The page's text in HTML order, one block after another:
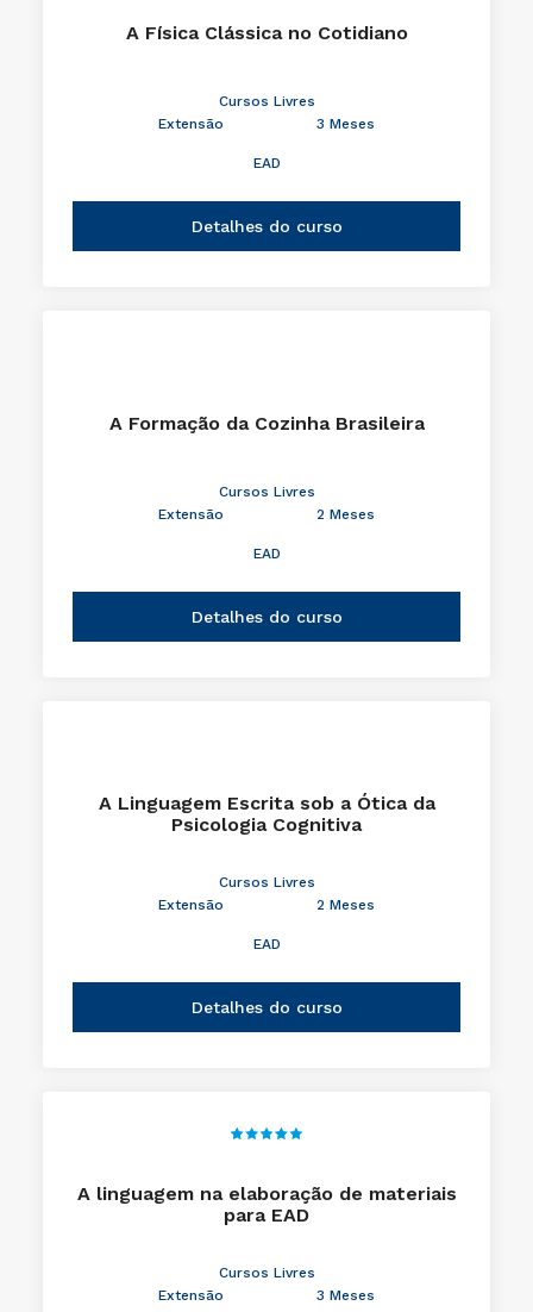
A Física Clássica no Cotidiano
Cursos Livres
Extensão
3 Meses
EAD
Detalhes do curso
A Formação da Cozinha Brasileira
Cursos Livres
Extensão
2 Meses
EAD
Detalhes do curso
A Linguagem Escrita sob a Ótica da
Psicologia Cognitiva
Cursos Livres
Extensão
2 Meses
EAD
Detalhes do curso
A linguagem na elaboração de materiais
para EAD
Cursos Livres
Extensão
3 Meses